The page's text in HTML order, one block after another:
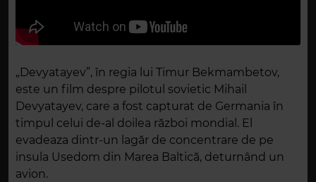
„Devyatayev”, în regia lui Timur Bekmambetov,
este un film despre pilotul sovietic Mihail
Devyatayev, care a fost capturat de Germania în
timpul celui de-al doilea război mondial. El
evadeaza dintr-un lagăr de concentrare de pe
insula Usedom din Marea Baltică, deturnând un
avion.